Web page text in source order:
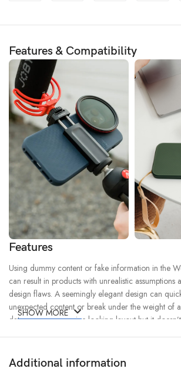
Features & Compatibility
Features
Using dummy content or fake information in the
can result in products with unrealistic assumptions
design flaws. A seemingly elegant design can
unexpected content or break under the weight of
data can ensure a nice looking layout but it
Ecology Creativity
SHOW MORE
Additional information